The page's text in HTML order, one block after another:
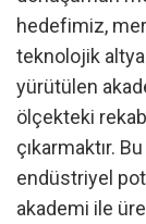
hedefimiz,
teknolojik
yürütülen
ölçekteki
çıkarmaktır.
endüstriyel
akademi ile